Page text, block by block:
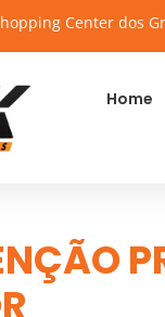
Center dos
Home